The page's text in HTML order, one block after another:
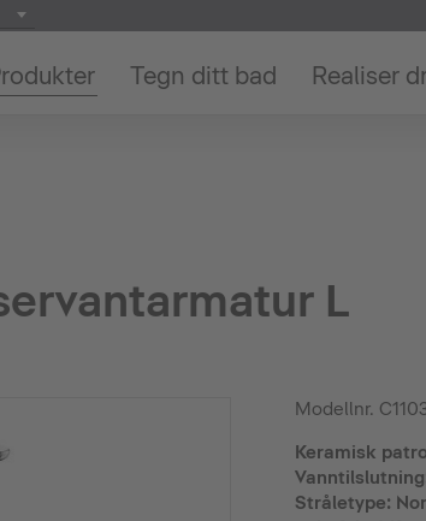
Tegn ditt bad Realiser
L
Modellnr.
Keramisk
Stråletype: